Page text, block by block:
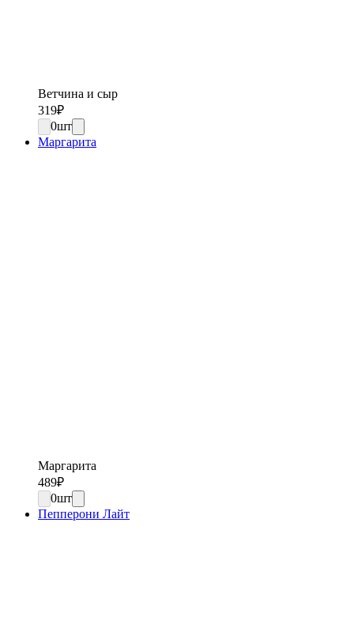
Ветчина и сыр
319₽
0шт
Маргарита
Маргарита
489₽
0шт
Пепперони Лайт